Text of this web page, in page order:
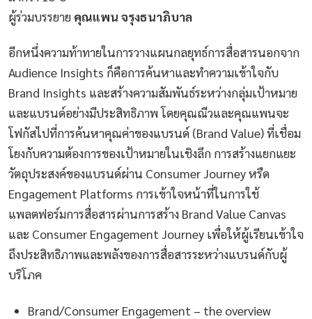
ผู้ร่วมบรรยาย คุณแพน จรุงธนาภิบาล
อีกหนึ่งความท้าทายในการวางแผนกลยุทธ์การสื่อสารนอกจาก
Audience Insights ก็คือการค้นหาและทำความเข้าใจกับ
Brand Insights และสร้างความสัมพันธ์ระหว่างกลุ่มเป้าหมาย
และแบรนด์อย่างมีประสิทธิภาพ โดยคุณณีวและคุณแพนจะ
โฟกัสไปที่การค้นหาคุณค่าของแบรนด์ (Brand Value) ที่เชื่อม
โยงกับความต้องการของเป้าหมายในเชิงลึก การสร้างแยกแยะ
วัตถุประสงค์ของแบรนด์ผ่าน Consumer Journey หรืด
Engagement Platforms การเข้าใจหน้าที่ในการใช้
แพลตฟอร์มการสื่อสารผ่านการสร้าง Brand Value Canvas
และ Consumer Engagement Journey เพื่อให้ผู้เรียนเข้าใจ
ถึงประสิทธิภาพและพลังของการสื่อสารระหว่างแบรนด์กับผู้
บริโภค
Brand/Consumer Engagement – the overview